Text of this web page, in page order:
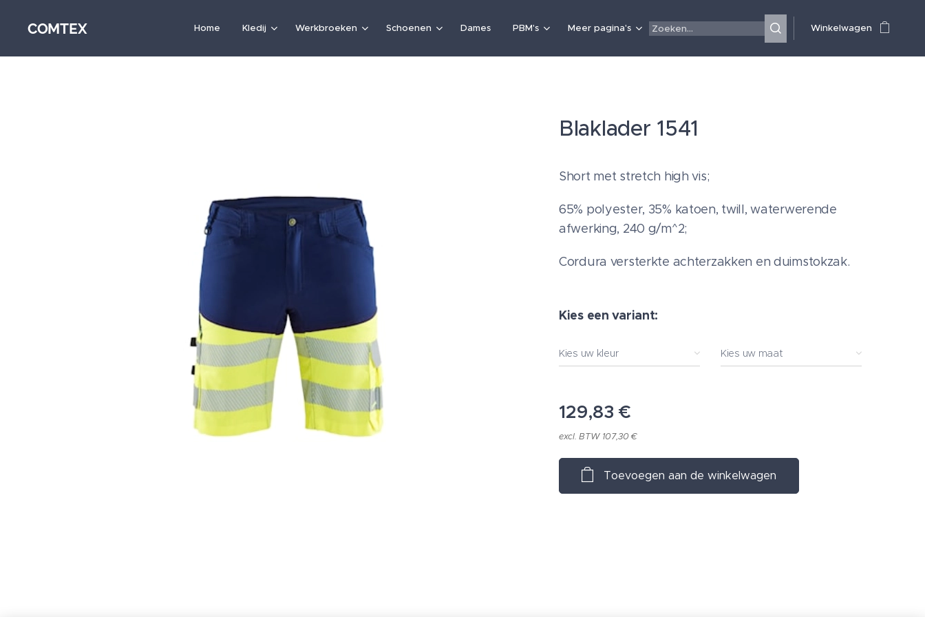
COMTEX Home Kledij Werkbroeken Schoenen Dames PBM's Meer pagina's Winkelwagen
Blaklader 1541
Short met stretch high vis;
65% polyester, 35% katoen, twill, waterwerende
afwerking, 240 g/m^2;
Cordura versterkte achterzakken en duimstokzak.
Kies een variant:
Kies uw kleur Kies uw maat
129,83 €
excl. BTW 107,30 €
Toevoegen aan de winkelwagen